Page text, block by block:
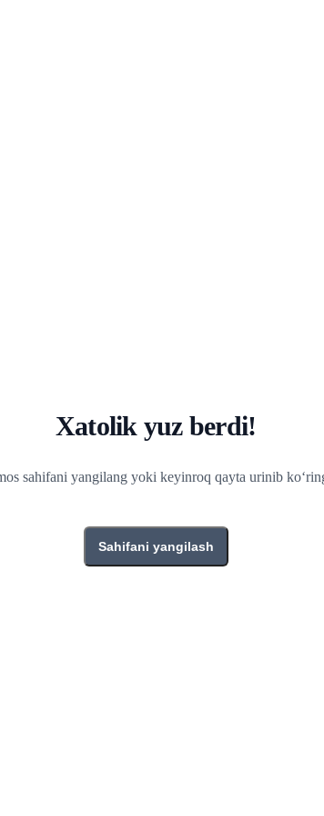
Xatolik yuz berdi!
sahifani yangilang yoki keyinroq qayta urinib
Sahifani yangilash